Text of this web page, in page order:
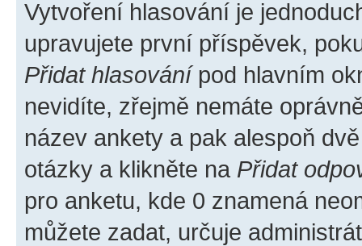
Vytvoření hlasování je
upravujete první příspěvek,
Přidat hlasovánípod hlavním
nevidíte, zřejmě nemáte
název ankety a pak alespoň
otázky a klikněte na Přidat
pro anketu, kde 0 znamená
můžete zadat, určuje